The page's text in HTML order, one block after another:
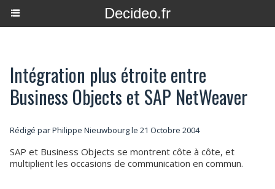
Decideo.fr
Intégration plus étroite entre
Business Objects et SAP NetWeaver
Rédigé parPhilippe Nieuwbourgle 21 Octobre 2004
SAP et Business Objects se montrent côte à côte, et
multiplient les occasions de communication en commun.